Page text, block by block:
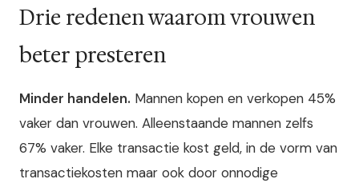
Drie redenen waarom vrouwen
beter presteren
Minder handelen. Mannen kopen en verkopen 45%
vaker dan vrouwen. Alleenstaande mannen zelfs
67% vaker. Elke transactie kost geld, in de vorm van
transactiekosten maar ook door onnodige